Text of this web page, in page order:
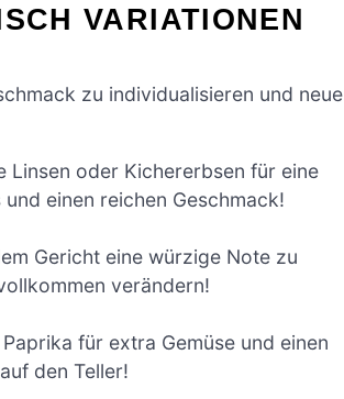
VARIATIONEN
zu individualisieren und neue
Linsen oder Kichererbsen für eine
einen reichen Geschmack!
Gericht eine würzige Note zu
verändern!
für extra Gemüse und einen
den Teller!